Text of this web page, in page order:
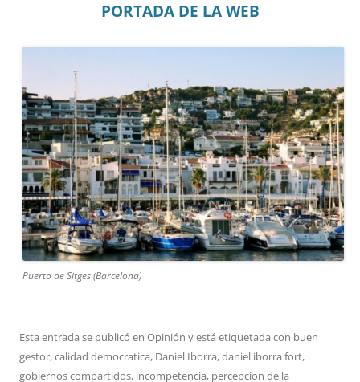
PORTADA DE LA WEB
Puerto de Sitges (Barcelona)
Esta entrada se publicó en Opinión y está etiquetada con buen
gestor,calidad democratica, Daniel Iborra,daniel iborra fort,
gobiernos compartidos, incompetencia, percepcion de la